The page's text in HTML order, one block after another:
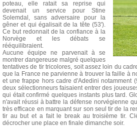
poteau, elle ratait sa reprise qui
devenait un service pour Stine
Solemdal, sans adversaire pour la
gêner et qui égalisait de la tête (53').
Ce but redonnait de la confiance à la
Norvège et les débats se
rééquilibraient.
Aucune équipe ne parvenait à se
montrer dangereuse malgré quelques
tentatives de tir tricolores, soit assez loin du
que la France ne parvienne à trouver la faille à
et une frappe hors cadre d'Adedini notamment
deux sélectionneurs faisaient entrer des
qui était confirmé quelques instants plus tard.
n'avait réussi à battre la défense norvégienne
très efficace en marquant sur son seul tir de la
tir au but et a fait le break au troisième tir.
décrocher une place en finale dimanche soir.